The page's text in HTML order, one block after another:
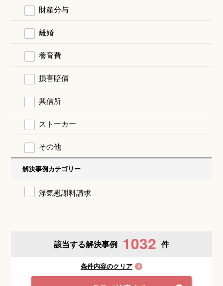
財産分与
離婚
養育費
損害賠償
興信所
ストーカー
その他
解決事例カテゴリー
浮気慰謝料請求
該当する解決事例 1032 件
条件内容のクリア